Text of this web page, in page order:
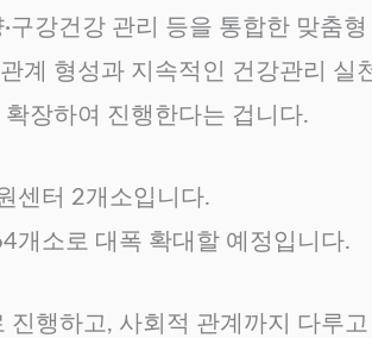
강건강 관리 등을 통합한 맞춤
계 형성과 지속적인 건강관리 실
장하여 진행한다는 겁니다.
센터 2개소입니다.
개소로 대폭 확대할 예정입니다.
행하고, 사회적 관계까지 다루